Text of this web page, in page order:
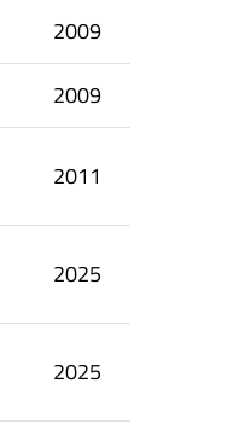
2009
2009
2011
2025
2025